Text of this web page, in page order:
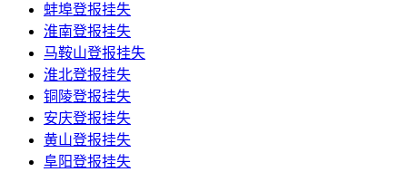
蚌埠登报挂失
淮南登报挂失
马鞍山登报挂失
淮北登报挂失
铜陵登报挂失
安庆登报挂失
黄山登报挂失
阜阳登报挂失